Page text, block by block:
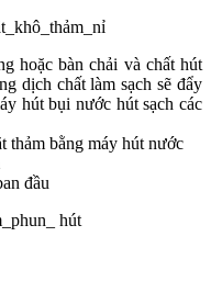
hoặc bàn chải và chất hút
dịch chất làm sạch sẽ đẩy
hút bụi nước hút sạch các
thảm bằng máy hút nước
đầu